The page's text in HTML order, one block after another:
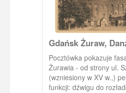
Gdańsk Żuraw,
Krantor
Pocztówka pokazuje
Żurawia - od strony ul.
(wzniesiony w XV w.,)
funkcji: dźwigu do